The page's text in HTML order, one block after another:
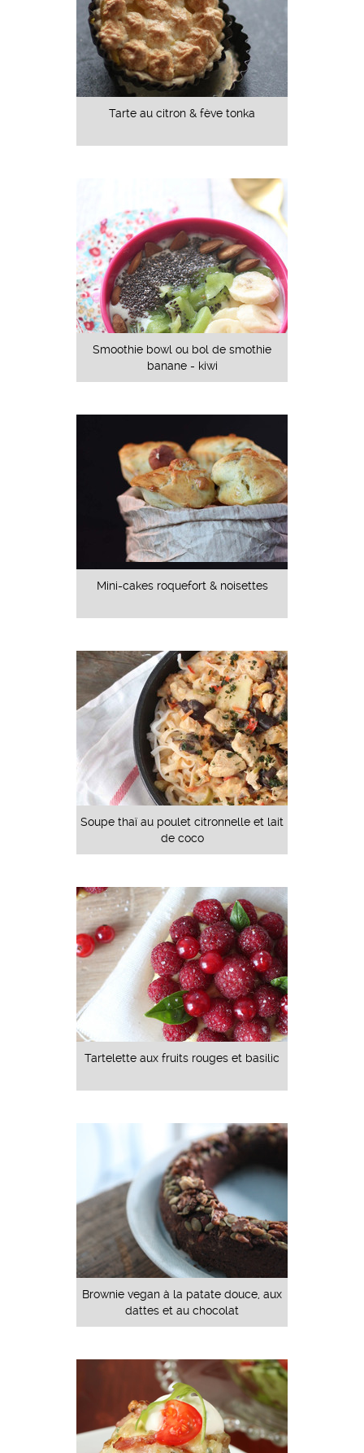
Tarte au citron & fève tonka
Smoothie bowl ou bol de smothie
banane - kiwi
Mini-cakes roquefort & noisettes
Soupe thaï au poulet citronnelle et lait
de coco
Tartelette aux fruits rouges et basilic
Brownie vegan à la patate douce, aux
dattes et au chocolat